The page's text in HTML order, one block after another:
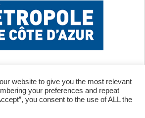
website to give you the most relevant
your preferences and repeat
you consent to the use of ALL the